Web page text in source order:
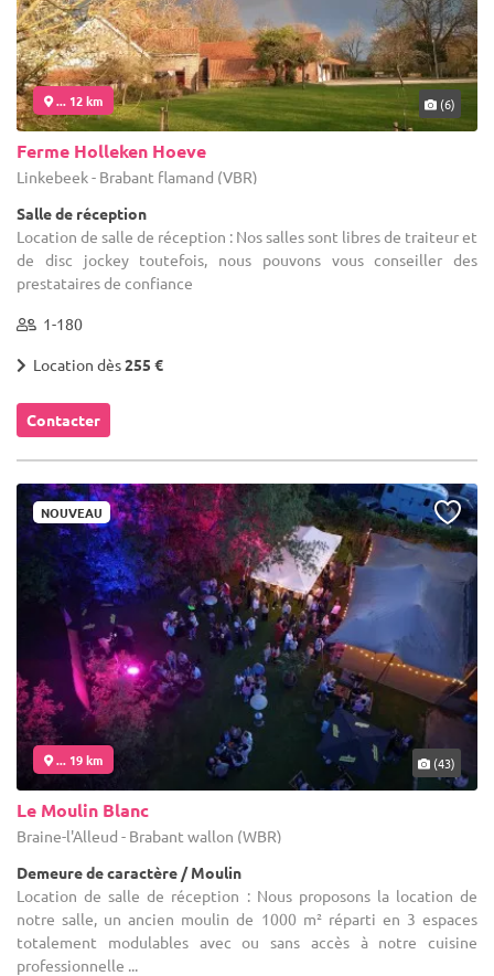
... 12 km (6)
Ferme Holleken Hoeve
Linkebeek - Brabant flamand (VBR)
Salle de réception
Location de salle de réception : Nos salles sont libres de traiteur et
de disc jockey toutefois, nous pouvons vous conseiller des
prestataires de confiance
1-180
Location dès255 €
Contacter
NOUVEAU
... 19 km (43)
Le Moulin Blanc
Braine-l'Alleud - Brabant wallon (WBR)
Demeure de caractère / Moulin
Location de salle de réception : Nous proposons la location de
notre salle, un ancien moulin de 1000 m² réparti en 3 espaces
totalement modulables avec ou sans accès à notre cuisine
professionnelle ...